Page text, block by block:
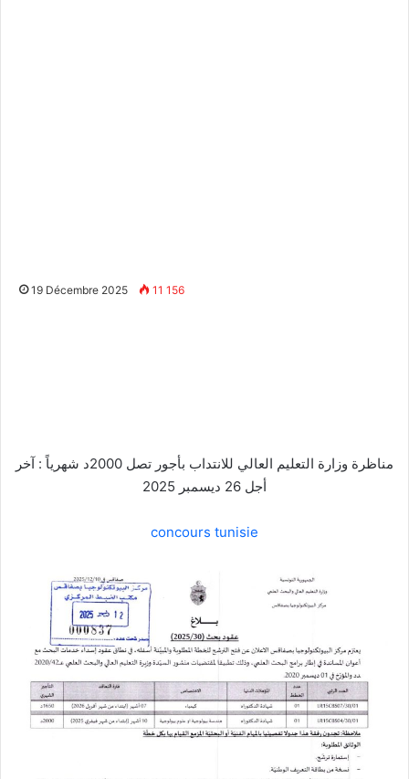
19 Décembre 2025 11 156
مناظرة وزارة التعليم العالي للانتداب بأجور تصل 2000د شهرياً : آخر
أجل 26 ديسمبر 2025
concours tunisie